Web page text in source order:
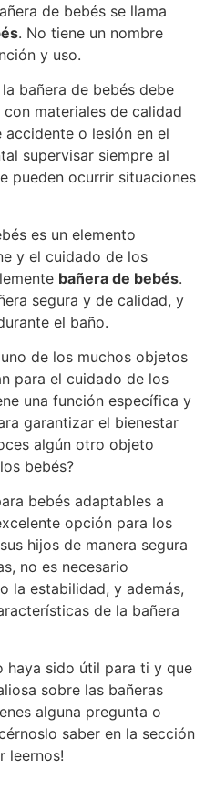
de bebés se llama
. No tiene un nombre
y uso.
bañera de bebés debe
materiales de calidad
o lesión en el
supervisar siempre al
pueden ocurrir situaciones
es un elemento
y el cuidado de los
bañera de bebés.
segura y de calidad, y
el baño.
de los muchos objetos
para el cuidado de los
una función específica y
garantizar el bienestar
algún otro objeto
bebés?
bebés adaptables a
opción para los
hijos de manera segura
no es necesario
la estabilidad, y además,
de la bañera
haya sido útil para ti y que
sobre las bañeras
alguna pregunta o
saber en la sección
leernos!